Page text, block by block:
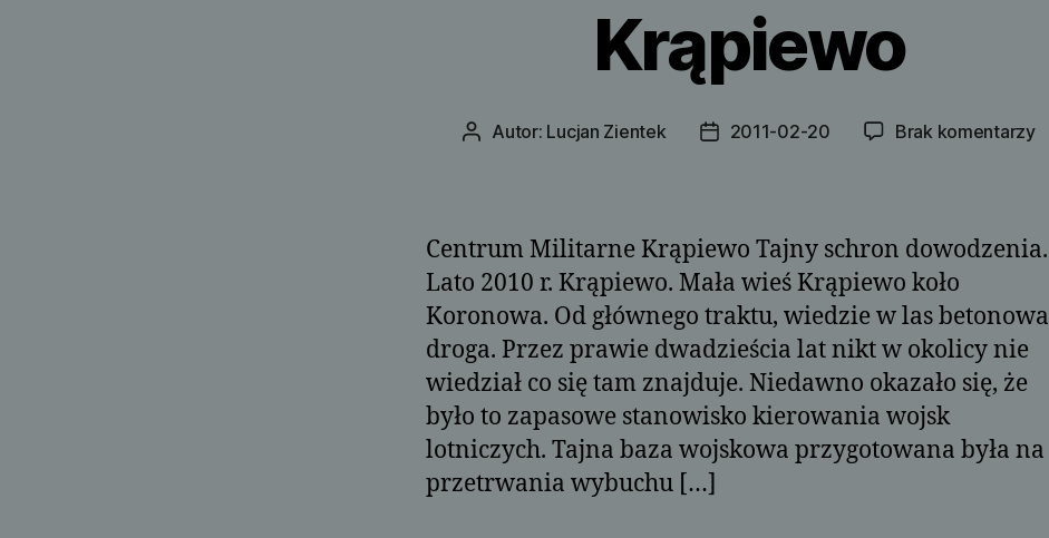
Krąpiewo
AutorAutor: Lucjan Zientek
Data2011-02-20 Brak komentarzydo
Centrum Militarne Krąpiewo Tajny schron dowodzenia.
Lato 2010 r. Krąpiewo. Mała wieś Krąpiewo koło
Koronowa. Od głównego traktu, wiedzie w las betonowa
droga. Przez prawie dwadzieścia lat nikt w okolicy nie
wiedział co się tam znajduje. Niedawno okazało się, że
było to zapasowe stanowisko kierowania wojsk
lotniczych. Tajna baza wojskowa przygotowana była na
przetrwania wybuchu […]